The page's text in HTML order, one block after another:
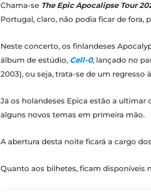
Chama-se The Epic Apocalipse Tour
Portugal, claro, não podia ficar de fora,
Neste concerto, os finlandeses
álbum de estúdio, Cell-0, lançado no
2003), ou seja, trata-se de um regresso
Já os holandeses Epica estão a
alguns novos temas em primeira mão.
A abertura desta noite ficará a cargo dos
Quanto aos bilhetes, ficam disponíveis